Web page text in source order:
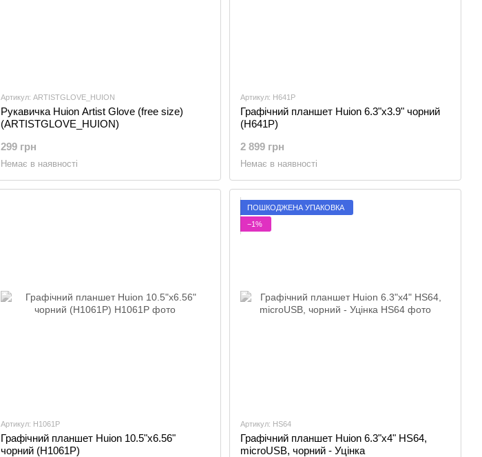
Артикул: ARTISTGLOVE_HUION
Рукавичка Huion Artist Glove (free size)
(ARTISTGLOVE_HUION)
299 грн
Немає в наявності
Артикул: H641P
Графічний планшет Huion 6.3"x3.9" чорний
(H641P)
2 899 грн
Немає в наявності
Артикул: H1061P
Графічний планшет Huion 10.5"x6.56"
чорний (H1061P)
ПОШКОДЖЕНА УПАКОВКА
−1%
Артикул: HS64
Графічний планшет Huion 6.3"x4" HS64,
microUSB, чорний - Уцінка